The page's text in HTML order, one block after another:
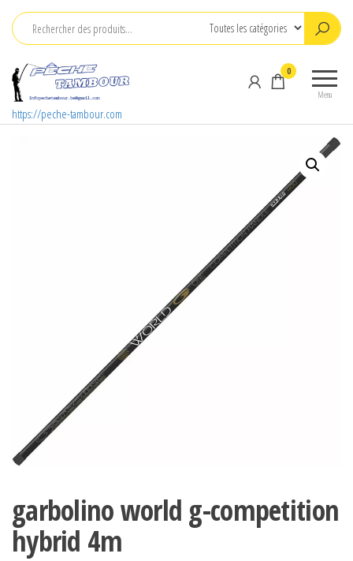
Aller
https://peche-tambour.com
Menu
0
garbolino world g-competition
hybrid 4m